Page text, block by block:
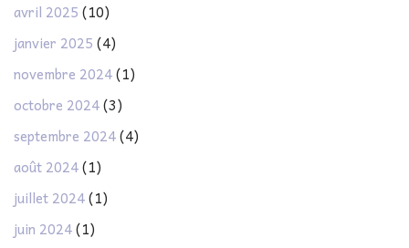
avril 2025 (10)
janvier 2025 (4)
novembre 2024(1)
octobre 2024(3)
septembre 2024(4)
août 2024(1)
juillet 2024(1)
juin 2024(1)